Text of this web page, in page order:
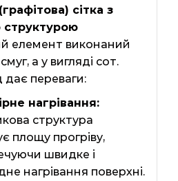
сітка з
структурою
елемент виконаний
а у вигляді сот.
дає переваги:
нагрівання:
структура
площу прогріву,
швидке і
нагрівання поверхні.